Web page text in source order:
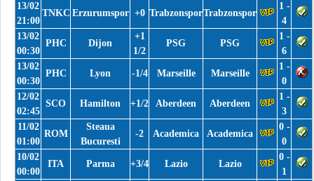
13/02
21:00
TNKC Erzurumspor +0 TrabzonsporTrabzonspor
1 -
4
13/02
00:30
PHC Dijon
+1
1/2
PSG PSG
1 -
6
13/02
00:30
PHC Lyon -1/4 Marseille Marseille
1 -
0
12/02
02:45
SCO Hamilton +1/2 Aberdeen Aberdeen
1 -
3
11/02
01:00
ROM
Steaua
Bucuresti
-2 Academica Academica
0 -
0
10/02
00:00
ITA Parma +3/4 Lazio Lazio
0 -
1